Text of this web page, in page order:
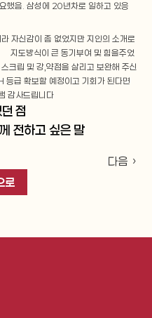
했음. 삼성에 20년차로 일하고 있응
자신감이 좀 없었지만 지인의 소개로
지도방식이 큰 동기부여 및 힘을주었
크립 및 강,약점을 살리고 보완해 주신
등급 확보할 예정이고 기회가 된다면
감사드립니다
점
전하고 싶은 말
다음 ›
로